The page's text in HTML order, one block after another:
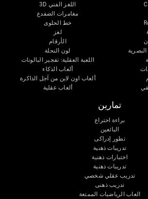
اللغز الفني 3D
مغامرات الضفدع
خط الحلوى
لغز
الأرقام
لون النحلة
اللعبة العقلية: تفجير البالونات
ألعاب الذكاء
ألعاب اون لاين من آجل الذاكرة
ألعاب عقلية
تمارين
براءة اختراع
البائعين
تطور إدراكى
تدريبات ذهنية
اختبارات ذهنية
تدريبات ذهنية
تدريب عقلي شخصي
تدريب ذهنى
العاب الرياضيات الممتعة